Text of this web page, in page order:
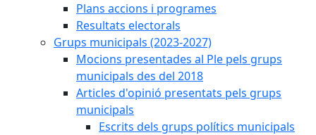
Plans accions i programes
Resultats electorals
Grups municipals (2023-2027)
Mocions presentades al Ple pels grups
municipals des del 2018
Articles d'opinió presentats pels grups
municipals
Escrits dels grups polítics municipals